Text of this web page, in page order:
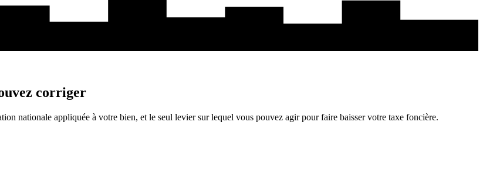
corriger
nationale appliquée à votre bien, et le seul levier sur lequel vous pouvez agir pour faire baisser votre taxe foncière.